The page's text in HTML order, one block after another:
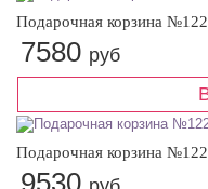
Подарочная корзина
7580 руб
Подарочная корзина